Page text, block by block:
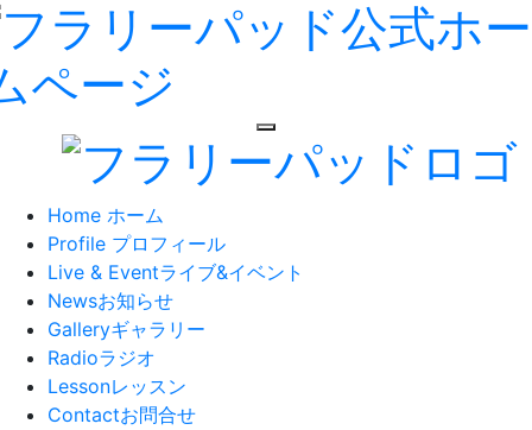
toggle navigation
Home ホーム
Profile プロフィール
Live & Eventライブ&イベント
Newsお知らせ
Galleryギャラリー
Radioラジオ
Lessonレッスン
Contactお問合せ